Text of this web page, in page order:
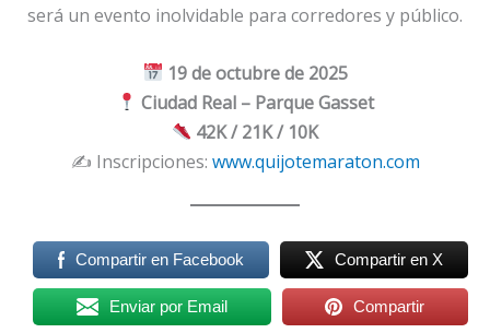
será un evento inolvidable para corredores y público.
19 de octubre de 2025
Ciudad Real – Parque Gasset
42K / 21K / 10K
✍️ Inscripciones: www.quijotemaraton.com
Compartir en Facebook Compartir en X
Enviar por Email Compartir